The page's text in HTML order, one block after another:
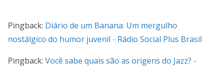
Pingback: Diário de um Banana: Um mergulho
nostálgico do humor juvenil - Rádio Social Plus Brasil
Pingback: Você sabe quais são as origens do Jazz? -